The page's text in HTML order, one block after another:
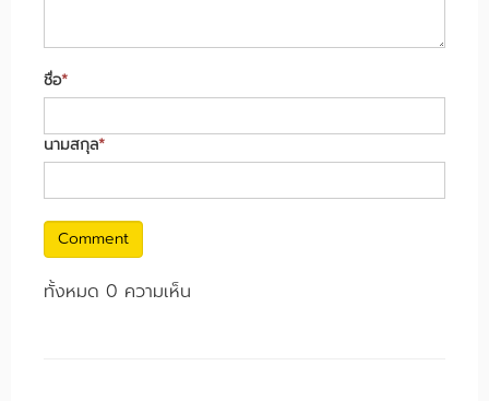
ชื่อ*
นามสกุล*
Comment
ทั้งหมด 0 ความเห็น